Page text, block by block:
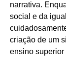
narrativa.
social e da
criação de um
ensino superior